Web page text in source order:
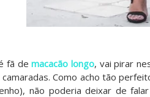
fã demacacão longo, vai pirar
Como acho tão
não poderia deixar de